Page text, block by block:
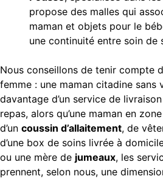
propose des malles qui
maman et objets pour le
une continuité entre soin de
Nous conseillons de tenir compte
femme : une maman citadine sans
davantage d’un service de
repas, alors qu’une maman en
d’un coussin d’allaitement, de
d’une box de soins livrée à
ou une mère de jumeaux, les
prennent, selon nous, une